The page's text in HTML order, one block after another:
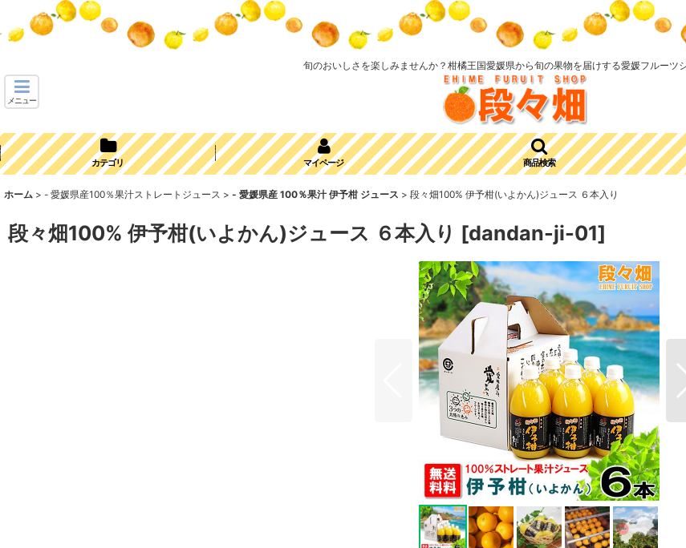
旬のおいしさを楽しみませんか？柑橘王国愛媛県から旬の果物を届けする愛媛フルーツ
メニュー
カテゴリ マイページ 商品検索
ホーム > - 愛媛県産100％果汁ストレートジュース > - 愛媛県産 100％果汁 伊予柑 ジュース > 段々畑100% 伊予柑(いよかん)ジュース ６本入り
段々畑100% 伊予柑(いよかん)ジュース ６本入り [dandan-ji-01]